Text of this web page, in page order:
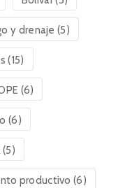
y drenaje (5)
(15)
(6)
(6)
(5)
productivo (6)